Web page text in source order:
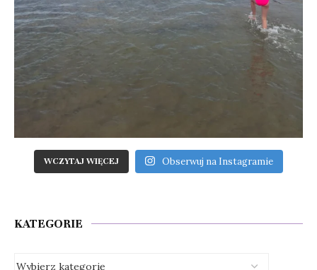
WCZYTAJ WIĘCEJ Obserwuj na Instagramie
KATEGORIE